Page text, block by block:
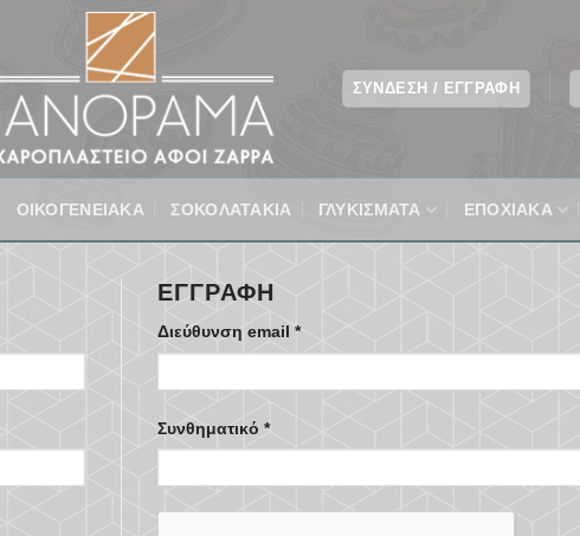
ΣΎΝΔΕΣΗ / ΕΓΓΡΑΦΉ
ΟΙΚΟΓΕΝΕΙΑΚΆ ΣΟΚΟΛΑΤΑΚΙΑ ΓΛΥΚΙΣΜΑΤΑ ΕΠΟΧΙΑΚΆ
ΕΓΓΡΑΦΉ
Διεύθυνση email *Απαιτείται
Συνθηματικό *Απαιτείται